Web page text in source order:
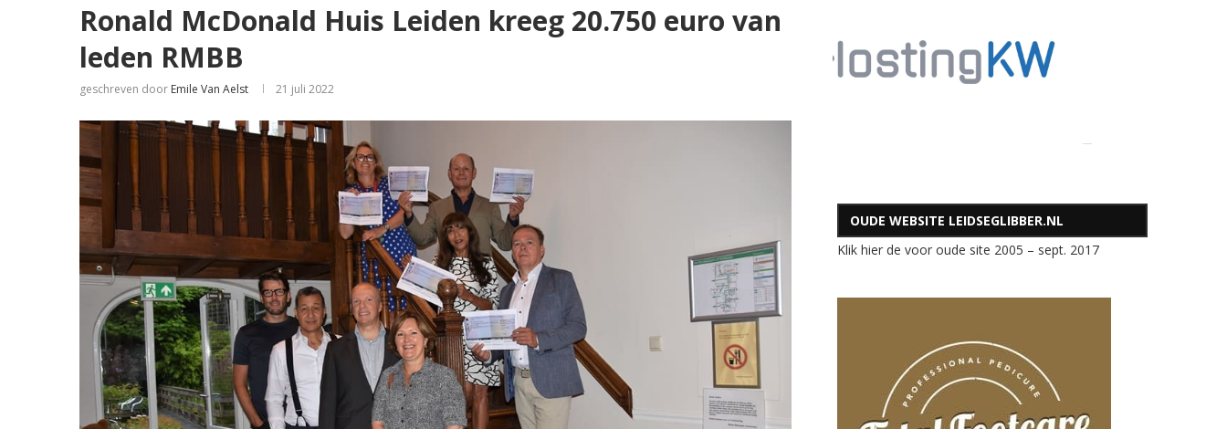
Ronald McDonald Huis Leiden kreeg 20.750 euro van
leden RMBB
geschreven door Emile Van Aelst 21 juli 2022
OUDE WEBSITE LEIDSEGLIBBER.NL
Klik hier de voor oude site 2005 – sept. 2017